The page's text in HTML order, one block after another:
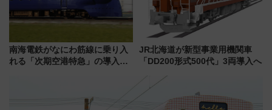
南海電鉄がなにわ筋線に乗り入
れる「次期空港特急」の導入を
JR北海道が新型事業用機関車
「DD200形式500代」3両導入へ